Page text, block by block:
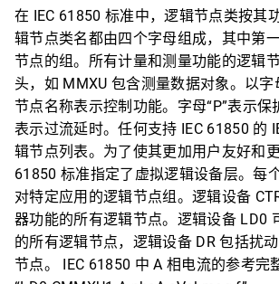
在 IEC 61850 标准中，逻辑节点类按其
辑节点类名都由四个字母组成，其中第
节点的组。所有计量和测量功能的逻辑
头，如 MMXU 包含测量数据对象。以字
节点名称表示控制功能。字母“P”表示保
表示过流延时。任何支持 IEC 61850 的
辑节点列表。为了使其更加用户友好和
61850 标准指定了虚拟逻辑设备层。每
对特定应用的逻辑节点组。逻辑设备
器功能的所有逻辑节点。逻辑设备 LD0
的所有逻辑节点，逻辑设备 DR 包括扰
节点。 IEC 61850 中 A 相电流的参考完